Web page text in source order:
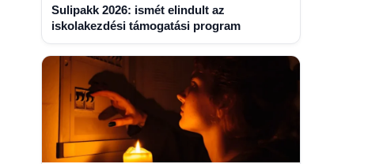
Sulipakk 2026: ismét elindult az
iskolakezdési támogatási program